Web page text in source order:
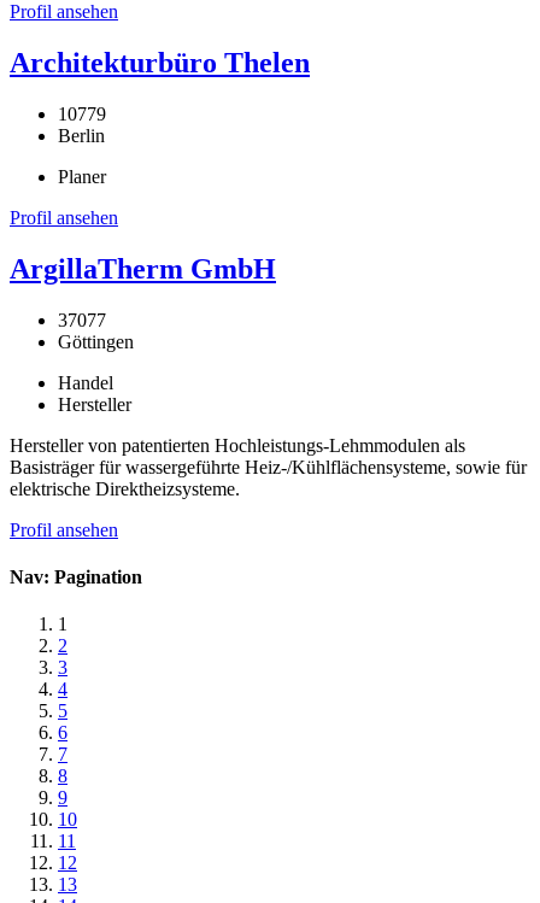
Profil ansehen
Architekturbüro Thelen
10779
Berlin
Planer
Profil ansehen
ArgillaTherm GmbH
37077
Göttingen
Handel
Hersteller
Hersteller von patentierten Hochleistungs-Lehmmodulen als
Basisträger für wassergeführte Heiz-/Kühlflächensysteme, sowie für
elektrische Direktheizsysteme.
Profil ansehen
Nav: Pagination
1
2
3
4
5
6
7
8
9
10
11
12
13